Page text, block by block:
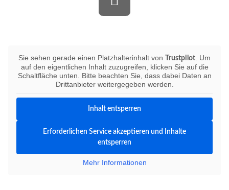
Sie sehen gerade einen Platzhalterinhalt von Trustpilot . Um
auf den eigentlichen Inhalt zuzugreifen, klicken Sie auf die
Schaltfläche unten. Bitte beachten Sie, dass dabei Daten an
Drittanbieter weitergegeben werden.
Inhalt entsperren
Erforderlichen Service akzeptieren und Inhalte
entsperren
Mehr Informationen